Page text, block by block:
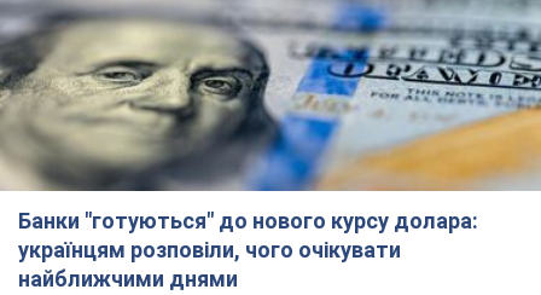
Банки "готуються" до нового курсу долара:
українцям розповіли, чого очікувати
найближчими днями